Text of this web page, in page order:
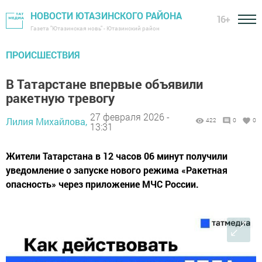
НОВОСТИ ЮТАЗИНСКОГО РАЙОНА
Газета "Ютазинская новь" - Ютазинский район
16+
ПРОИСШЕСТВИЯ
В Татарстане впервые объявили
ракетную тревогу
Лилия Михайлова, 27 февраля 2026 -
13:31
422 0 0
Жители Татарстана в 12 часов 06 минут получили
уведомление о запуске нового режима «Ракетная
опасность» через приложение МЧС России.